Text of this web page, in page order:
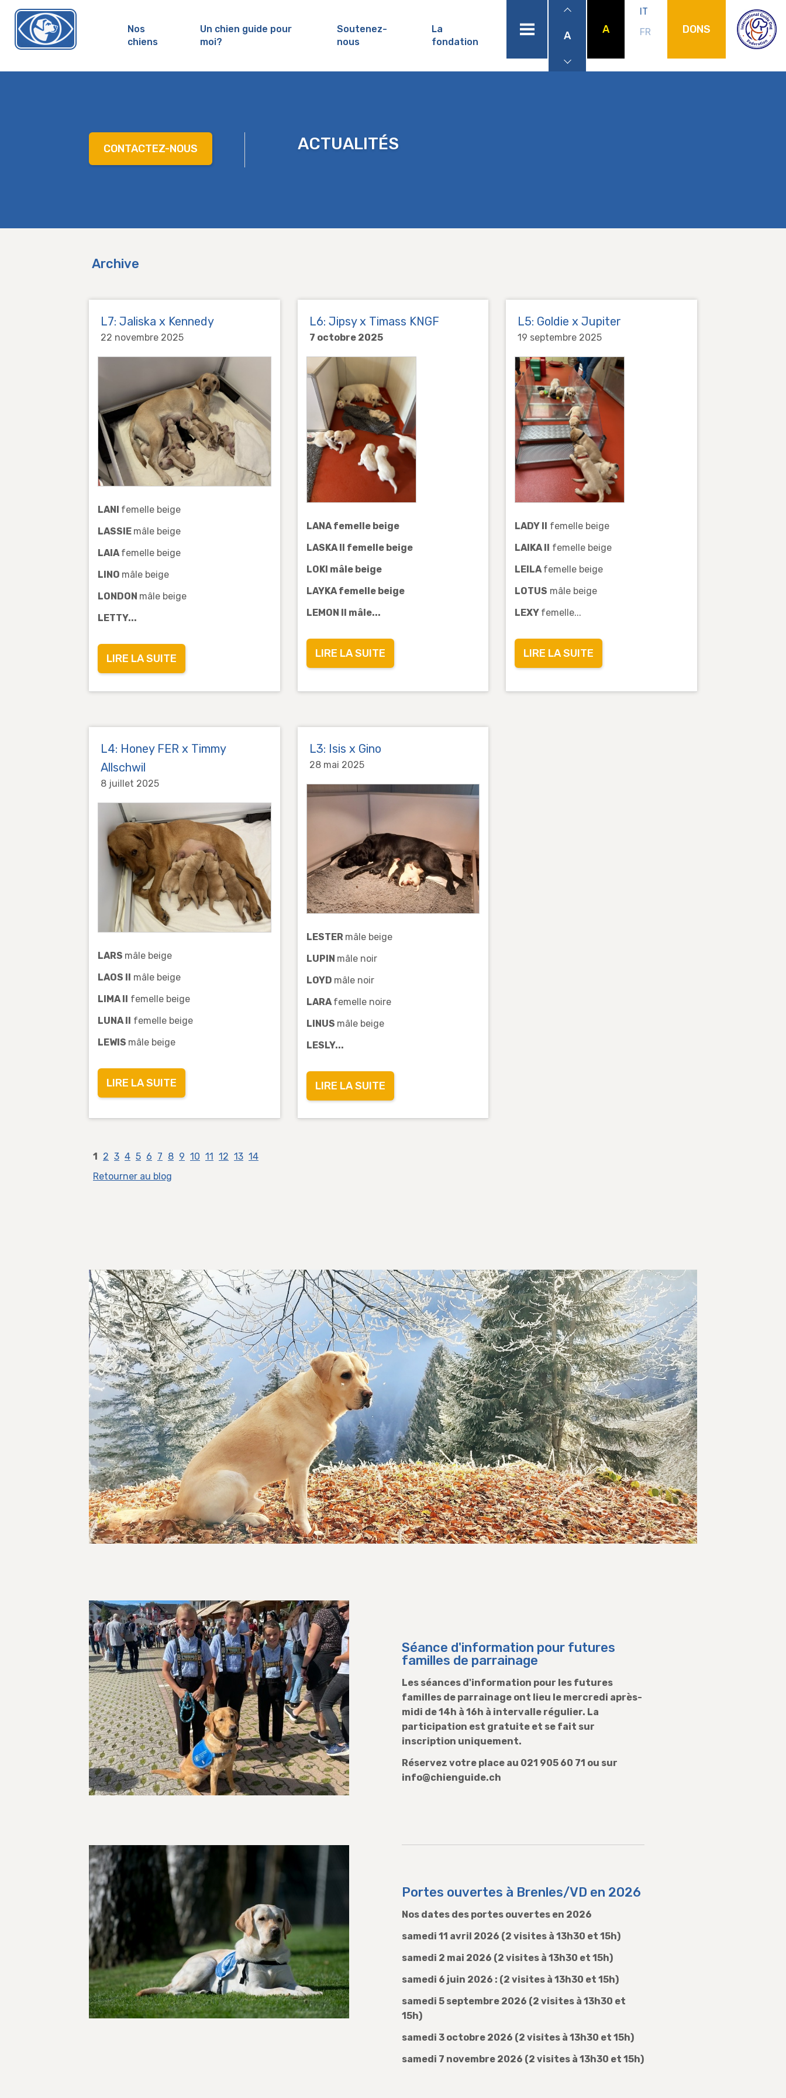
Nos
chiens
Un chien guide pour
moi?
Soutenez-
nous
La
fondation
menu
A A
IT
FR
DONS
CONTACTEZ-NOUS ACTUALITÉS
Archive
L7: Jaliska x Kennedy
22 novembre 2025
LANI femelle beige
LASSIE mâle beige
LAIAfemelle beige
LINO mâle beige
LONDON mâle beige
LETTY...
LIRE LA SUITE
L6: Jipsy x Timass KNGF
7 octobre 2025
LANAfemelle beige
LASKA II femelle beige
LOKI mâle beige
LAYKAfemelle beige
LEMON II mâle...
LIRE LA SUITE
L5: Goldie x Jupiter
19 septembre 2025
LADY II femelle beige
LAIKA II femelle beige
LEILAfemelle beige
LOTUS mâle beige
LEXY femelle...
LIRE LA SUITE
L4: Honey FER x Timmy
Allschwil
8 juillet 2025
LARS mâle beige
LAOS II mâle beige
LIMA II femelle beige
LUNA II femelle beige
LEWIS mâle beige
LIRE LA SUITE
L3: Isis x Gino
28 mai 2025
LESTER mâle beige
LUPIN mâle noir
LOYD mâle noir
LARAfemelle noire
LINUS mâle beige
LESLY...
LIRE LA SUITE
1 2 3 4 5 6 7 8 9 10 11 12 13 14
Retourner au blog
Séance d'information pour futures
familles de parrainage
Les séances d'information pour les futures
familles de parrainage ont lieu le mercredi après-
midi de 14h à 16h à intervalle régulier. La
participation est gratuite et se fait sur
inscription uniquement.
Réservez votre place au 021 905 60 71 ou sur
info@chienguide.ch
Portes ouvertes à Brenles/VD en 2026
Nos dates des portes ouvertes en 2026
samedi 11 avril 2026 (2 visites à 13h30 et 15h)
samedi 2 mai 2026 (2 visites à 13h30 et 15h)
samedi 6 juin 2026 : (2 visites à 13h30 et 15h)
samedi 5 septembre 2026 (2 visites à 13h30 et
15h)
samedi 3 octobre 2026 (2 visites à 13h30 et 15h)
samedi 7 novembre 2026 (2 visites à 13h30 et 15h)